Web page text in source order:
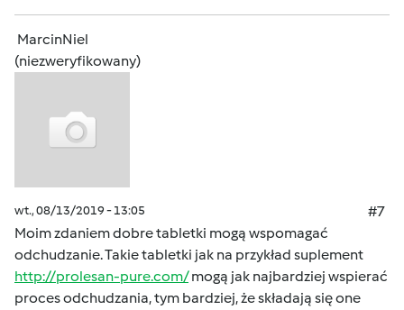
MarcinNiel
(niezweryfikowany)
wt., 08/13/2019 - 13:05
#7
Moim zdaniem dobre tabletki mogą wspomagać
odchudzanie. Takie tabletki jak na przykład suplement
http://prolesan-pure.com/mogą jak najbardziej wspierać
proces odchudzania, tym bardziej, że składają się one